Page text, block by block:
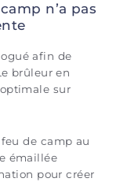
n’a pas
afin de
brûleur en
sur
de camp au
émaillée
pour créer